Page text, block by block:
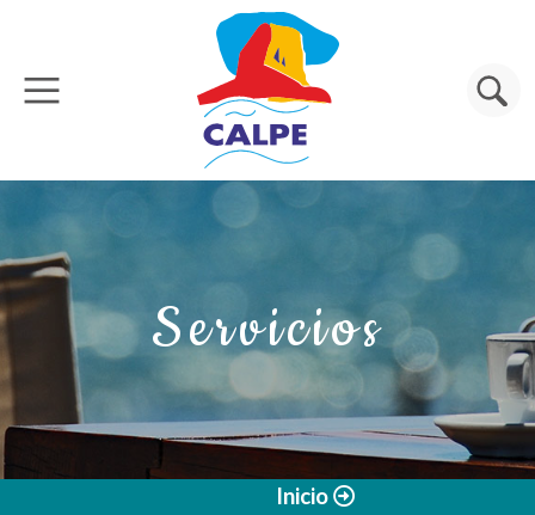
Pasar al contenido principal
Buscar
Servicios
Inicio